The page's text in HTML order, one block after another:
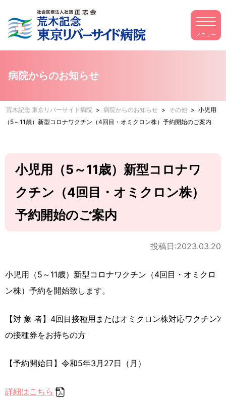
病院からのお知らせ
荒木記念 東京リバーサイド病院 > 病院からのお知らせ > その他 > 小児用
（5～11歳）新型コロナワクチン（4回目・オミクロン株）予約開始のご案内
小児用（5～11歳）新型コロナワ
クチン（4回目・オミクロン株）
予約開始のご案内
投稿日:2023.03.20
小児用（5～11歳）新型コロナワクチン（4回目・オミクロ
ン株）予約を開始致します。
【対 象 者】4回目接種用またはオミクロン株対応ワクチンﾝ
の接種券をお持ちの方
【予約開始日】令和5年3月27日（月）
詳細はこちら